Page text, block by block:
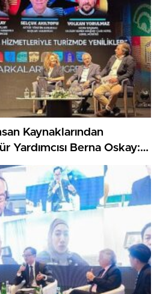
Kaynaklarından
Yardımcısı Berna Oskay:
turizmin geleceğine